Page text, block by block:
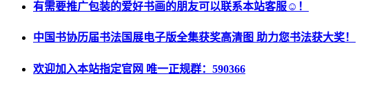
有需要推广包装的爱好书画的朋友可以联系本站客服☺！
中国书协历届书法国展电子版全集获奖高清图 助力您书法获大奖！
欢迎加入本站指定官网 唯一正规群：590366